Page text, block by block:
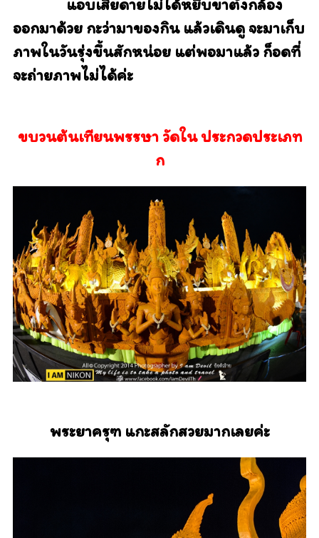
แอบเสียดายไม่ได้หยิบขาตั้งกล้อง
ออกมาด้วย กะว่ามาของกิน แล้วเดินดู จะมาเก็บ
ภาพในวันรุ่งขึ้นสักหน่อย แต่พอมาแล้ว ก็อดที่
จะถ่ายภาพไม่ได้ค่ะ
ขบวนต้นเทียนพรรษา วัดใน ประกวดประเภท
ก
พระยาครุฑ แกะสลักสวยมากเลยค่ะ